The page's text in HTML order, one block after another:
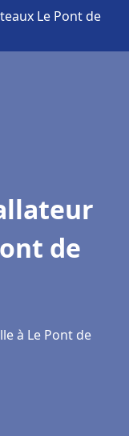
Le Pont de
de
à Le Pont de